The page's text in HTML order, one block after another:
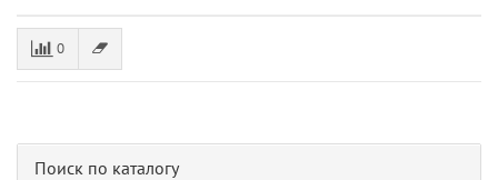
0
Поиск по каталогу